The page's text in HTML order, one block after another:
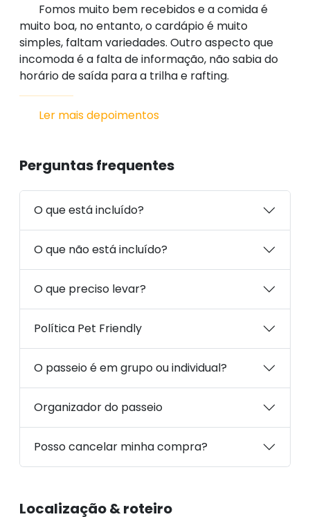
Fomos muito bem recebidos e a comida é
muito boa, no entanto, o cardápio é muito
simples, faltam variedades. Outro aspecto que
incomoda é a falta de informação, não sabia do
horário de saída para a trilha e rafting.
Ler mais depoimentos
Perguntas frequentes
O que está incluído?
O que não está incluído?
O que preciso levar?
Política Pet Friendly
O passeio é em grupo ou individual?
Organizador do passeio
Posso cancelar minha compra?
Localização & roteiro